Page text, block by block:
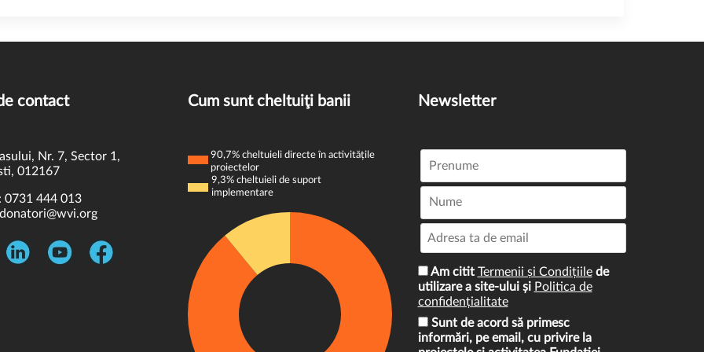
contact
Nr. 7, Sector 1,
012167
0731 444 013
Cum sunt cheltuiţi banii
90,7% cheltuieli directe în activitățile
proiectelor
9,3% cheltuieli de suport
implementare
Newsletter
Am citit Termenii și Condițiilede
utilizare a site-ului și Politica de
confidențialitate
Sunt de acord să primesc
informări, pe email, cu privire la